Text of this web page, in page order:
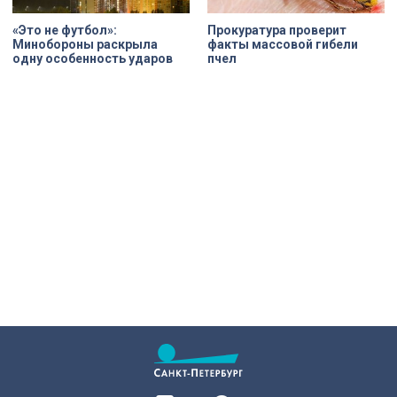
«Это не футбол»:
Минобороны раскрыла
одну особенность ударов
Прокуратурa проверит
факты массовой гибели
пчел